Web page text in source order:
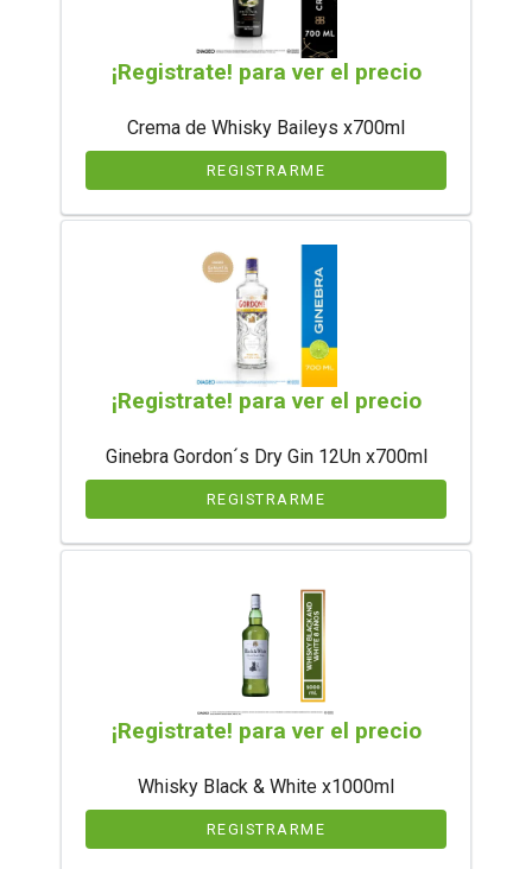
¡Registrate! para ver el precio
Crema de Whisky Baileys x700ml
REGISTRARME
¡Registrate! para ver el precio
Ginebra Gordon´s Dry Gin 12Un x700ml
REGISTRARME
¡Registrate! para ver el precio
Whisky Black & White x1000ml
REGISTRARME